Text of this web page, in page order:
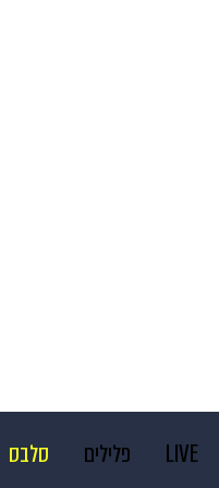
LIVE פלילים סלבס